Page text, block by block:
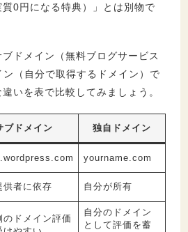
0円になる特典）」とは別物で
ドメイン（無料ブログサービス
（自分で取得するドメイン）で
いを表で比較してみましょう。
ブドメイン 独自ドメイン
yourname.com
供者に依存 自分が所有
のドメイン評価
自分のドメイン
として評価を蓄